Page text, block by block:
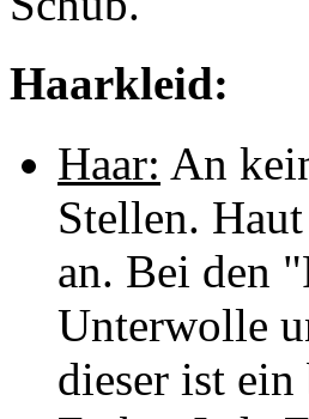
Haarkleid:
Haar: An
Stellen.
an. Bei den
Unterwolle
dieser ist